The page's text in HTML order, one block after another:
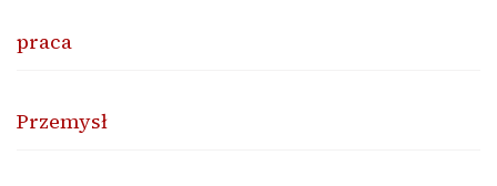
praca
Przemysł